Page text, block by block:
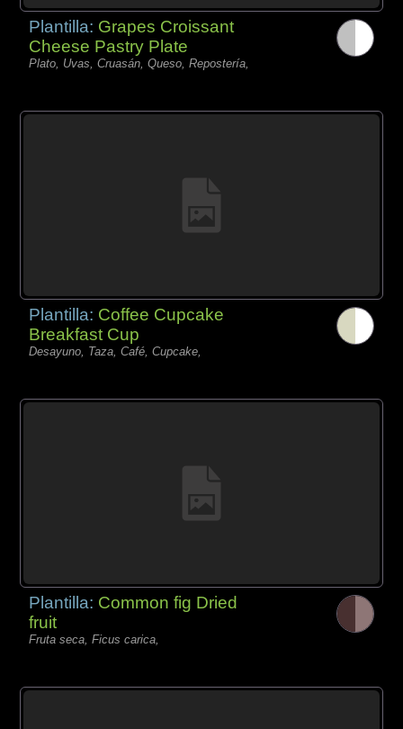
Plantilla: Grapes Croissant
Cheese Pastry Plate
Plato, Uvas, Cruasán, Queso, Repostería,
Plantilla: Coffee Cupcake
Breakfast Cup
Desayuno, Taza, Café, Cupcake,
Plantilla: Common fig Dried
fruit
Fruta seca, Ficus carica,